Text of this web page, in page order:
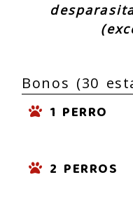
Bonos (30
1 PERRO
2 PERROS